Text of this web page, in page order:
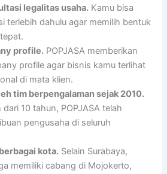
legalitas usaha. Kamu bisa
terlebih dahulu agar memilih bentuk
profile. POPJASA memberikan
profile agar bisnis kamu terlihat
di mata klien.
tim berpengalaman sejak 2010.
dari 10 tahun, POPJASA telah
pengusaha di seluruh
kota. Selain Surabaya,
memiliki cabang di Mojokerto,